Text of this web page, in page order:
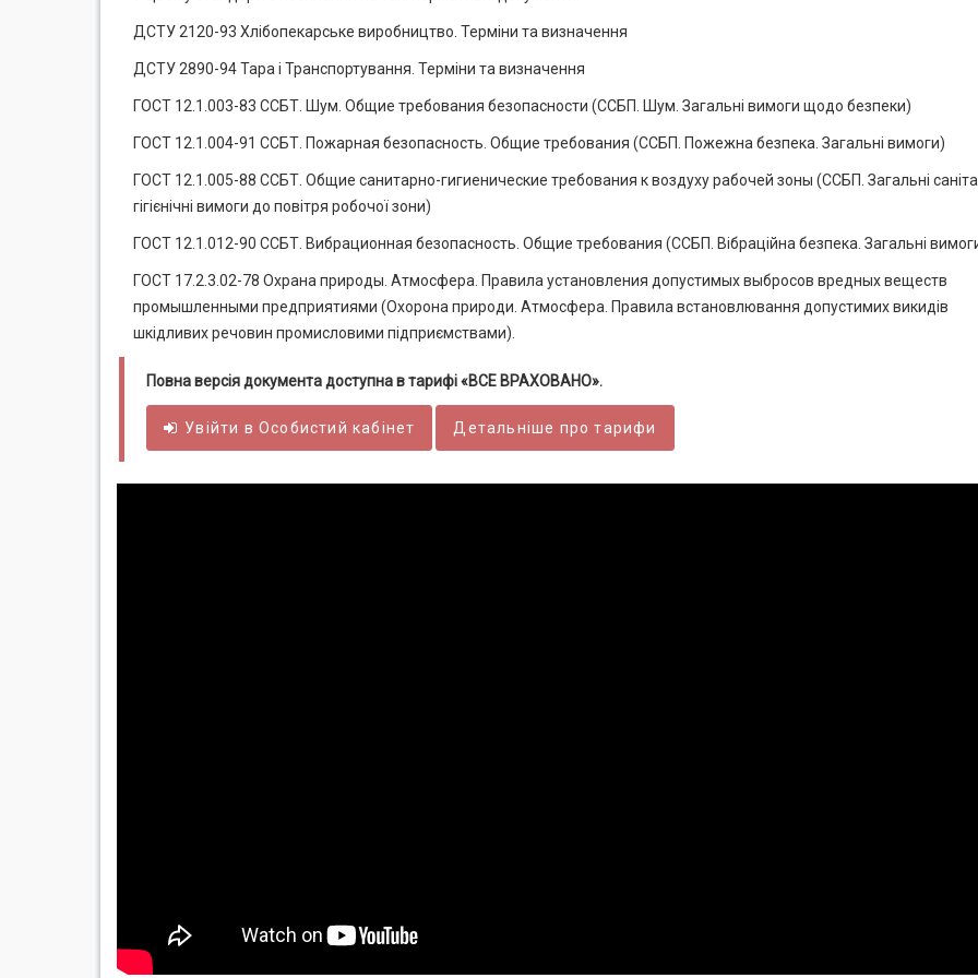
ДСТУ 2120-93 Хлібопекарське виробництво. Терміни та визначення
ДСТУ 2890-94 Тара і Транспортування. Терміни та визначення
ГОСТ 12.1.003-83 ССБТ. Шум. Общие требования безопасности (ССБП. Шум. Загальні вимоги щодо безпеки)
ГОСТ 12.1.004-91 ССБТ. Пожарная безопасность. Общие требования (ССБП. Пожежна безпека. Загальні вимоги)
ГОСТ 12.1.005-88 ССБТ. Общие санитарно-гигиенические требования к воздуху рабочей зоны (ССБП. Загальні
гігієнічні вимоги до повітря робочої зони)
ГОСТ 12.1.012-90 ССБТ. Вибрационная безопасность. Общие требования (ССБП. Вібраційна безпека. Загальні
ГОСТ 17.2.3.02-78 Охрана природы. Атмосфера. Правила установления допустимых выбросов вредных веществ
промышленными предприятиями (Охорона природи. Атмосфера. Правила встановлювання допустимих викидів
шкідливих речовин промисловими підприємствами).
Повна версія документа доступна в тарифі «ВСЕ ВРАХОВАНО».
Увійти вОсобистий кабінет Детальніше про тарифи